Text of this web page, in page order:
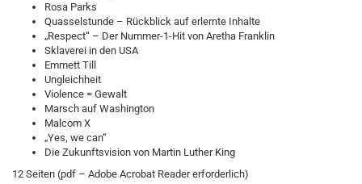
Rosa Parks
Quasselstunde – Rückblick auf erlernte Inhalte
„Respect“ – Der Nummer-1-Hit von Aretha Franklin
Sklaverei in den USA
Emmett Till
Ungleichheit
Violence = Gewalt
Marsch auf Washington
Malcom X
„Yes, we can“
Die Zukunftsvision von Martin Luther King
12 Seiten (pdf – Adobe Acrobat Reader erforderlich)